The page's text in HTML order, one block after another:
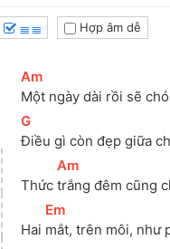
≣≣ Hợp âm dễ
[
Am
Một ngày dài rồi sẽ
[
G
Điều gì còn đẹp giữa
Thức
[
Am
trắng đêm cũng
Hai
[Em
mắt, trên môi, như